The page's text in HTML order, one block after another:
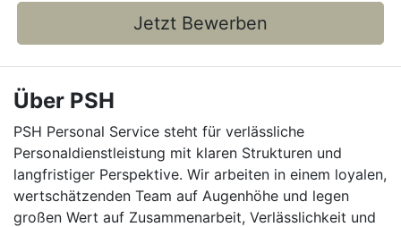
Jetzt Bewerben
Über PSH
PSH Personal Service steht für verlässliche
Personaldienstleistung mit klaren Strukturen und
langfristiger Perspektive. Wir arbeiten in einem loyalen,
wertschätzenden Team auf Augenhöhe und legen
großen Wert auf Zusammenarbeit, Verlässlichkeit und